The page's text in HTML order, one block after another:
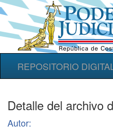
REPOSITORIO
Detalle del archivo
Autor: